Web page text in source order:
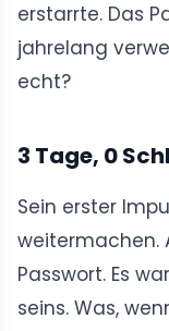
erstarrte. Das
jahrelang
echt?
3 Tage, 0
Sein erster
weitermachen.
Passwort. Es
seins. Was,